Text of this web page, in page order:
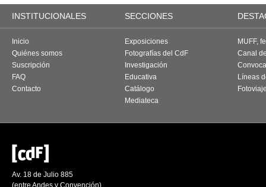
INSTITUCIONALES SECCIONES
Inicio
Quiénes somos
Suscripción
FAQ
Contacto
Exposiciones
Fotografías del CdF
Investigación
Educativa
Catálogo
Mediateca
MUFF,
Canal
Líneas
Av. 18 de Julio 885
(entre Andes y Convención)